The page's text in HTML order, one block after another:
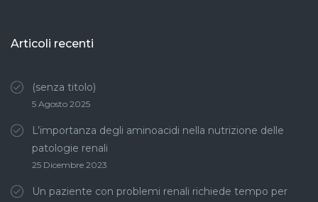
Articoli recenti
(senza titolo)
5 Agosto 2025
L’importanza degli aminoacidi nella nutrizione delle
patologie renali
25 Dicembre 2023
Un paziente con problemi renali richiede tempo per